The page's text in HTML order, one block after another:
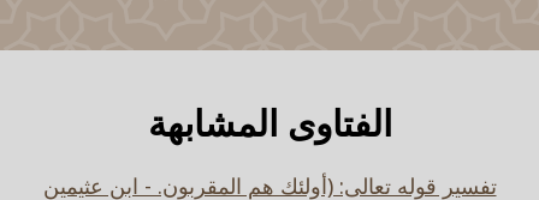
الفتاوى المشابهة
تفسير قوله تعالى: (أولئك هم المقربون. - ابن عثيمين